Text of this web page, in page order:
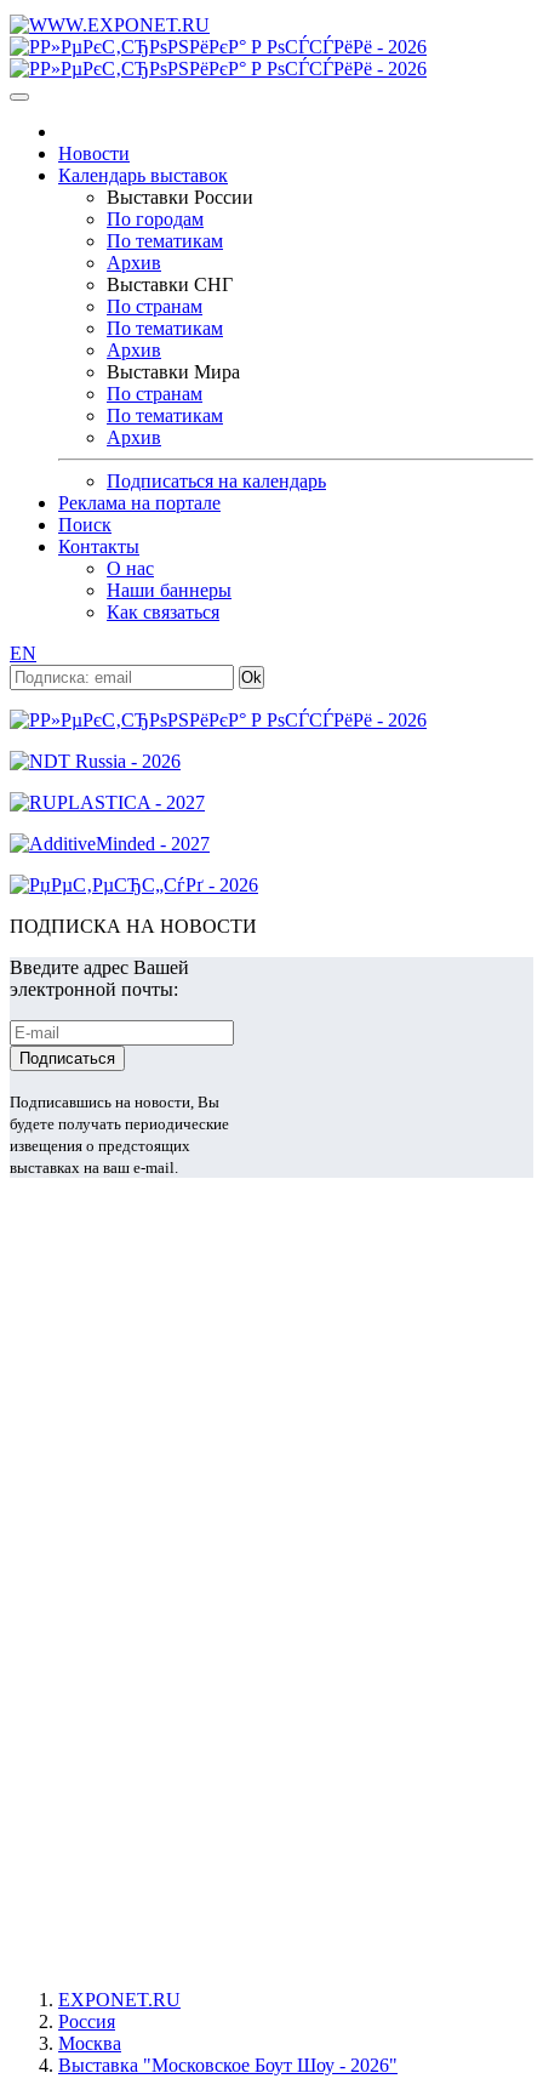
Новости
Календарь выставок
Выставки России
По городам
По тематикам
Архив
Выставки СНГ
По странам
По тематикам
Архив
Выставки Мира
По странам
По тематикам
Архив
Подписаться на календарь
Реклама на портале
Поиск
Контакты
О нас
Наши баннеры
Как связаться
EN
ПОДПИСКА НА НОВОСТИ
Введите адрес Вашей
электронной почты:
Подписавшись на новости, Вы
будете получать периодические
извещения о предстоящих
выставках на ваш e-mail.
EXPONET.RU
Россия
Москва
Выставка "Московское Боут Шоу - 2026"